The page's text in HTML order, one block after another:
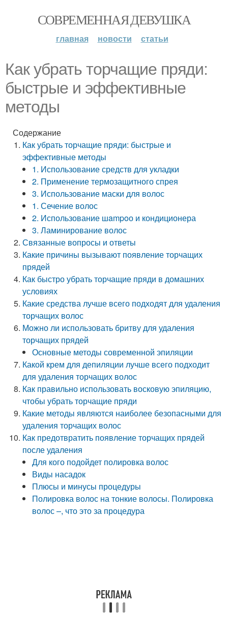
СОВРЕМЕННАЯ ДЕВУШКА
главная новости статьи
Как убрать торчащие пряди:
быстрые и эффективные
методы
Содержание
Как убрать торчащие пряди: быстрые и
эффективные методы
1. Использование средств для укладки
2. Применение термозащитного спрея
3. Использование маски для волос
1. Сечение волос
2. Использование шampoо и кондиционера
3. Ламинирование волос
Связанные вопросы и ответы
Какие причины вызывают появление торчащих
прядей
Как быстро убрать торчащие пряди в домашних
условиях
Какие средства лучше всего подходят для удаления
торчащих волос
Можно ли использовать бритву для удаления
торчащих прядей
Основные методы современной эпиляции
Какой крем для депиляции лучше всего подходит
для удаления торчащих волос
Как правильно использовать восковую эпиляцию,
чтобы убрать торчащие пряди
Какие методы являются наиболее безопасными для
удаления торчащих волос
Как предотвратить появление торчащих прядей
после удаления
Для кого подойдет полировка волос
Виды насадок
Плюсы и минусы процедуры
Полировка волос на тонкие волосы. Полировка
волос –, что это за процедура